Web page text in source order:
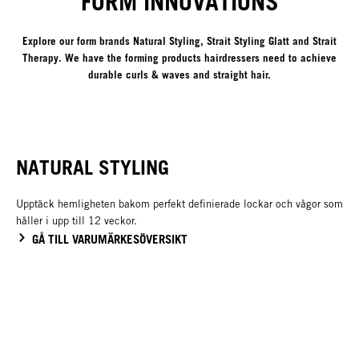
Explore our form brands Natural Styling, Strait Styling Glatt and Strait
Therapy. We have the forming products hairdressers need to achieve
durable curls & waves and straight hair.
NATURAL STYLING
Upptäck hemligheten bakom perfekt definierade lockar och vågor som
håller i upp till 12 veckor.
GÅ TILL VARUMÄRKESÖVERSIKT